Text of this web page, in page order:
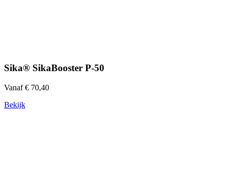
Sika® SikaBooster P-50
Vanaf € 70,40
Bekijk